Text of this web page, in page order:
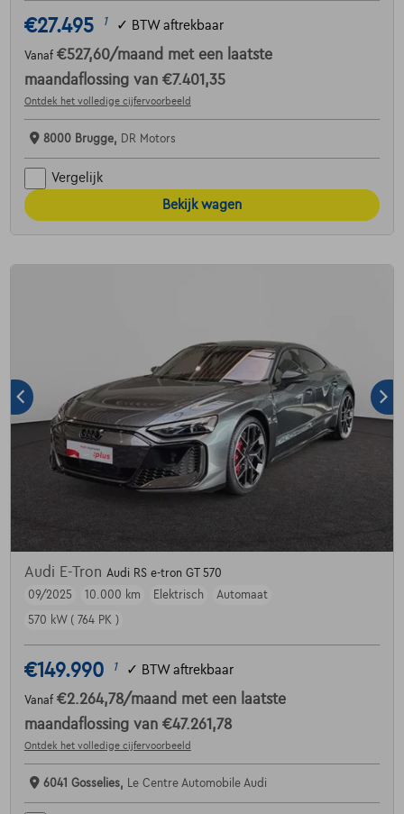
€27.495 1 ✓ BTW aftrekbaar
Vanaf €527,60/maand met een laatste
maandaflossing van €7.401,35
Ontdek het volledige cijfervoorbeeld
8000 Brugge, DR Motors
Vergelijk
Bekijk wagen
Audi E-Tron Audi RS e-tron GT 570
09/2025
10.000 km Elektrisch
Automaat
570 kW ( 764 PK )
€149.990 1 ✓ BTW aftrekbaar
Vanaf €2.264,78/maand met een laatste
maandaflossing van €47.261,78
Ontdek het volledige cijfervoorbeeld
6041 Gosselies, Le Centre Automobile Audi